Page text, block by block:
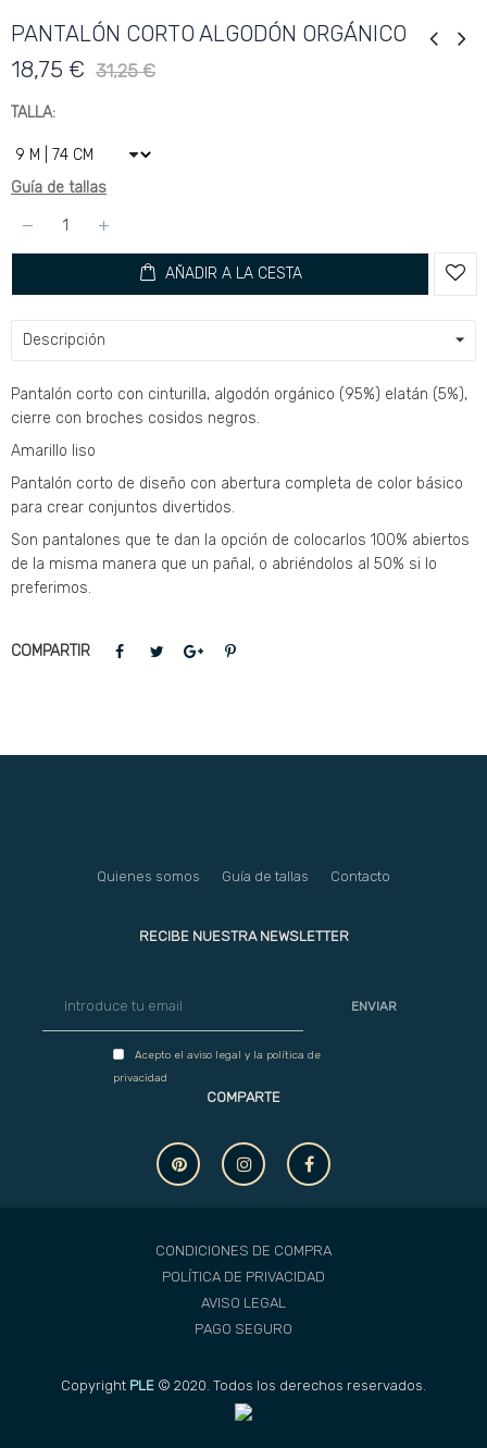
PANTALÓN CORTO ALGODÓN ORGÁNICO
18,75 € 31,25 €
TALLA
Guía de tallas
AÑADIR A LA CESTA
Descripción
Pantalón corto con cinturilla, algodón orgánico (95%) elatán (5%),
cierre con broches cosidos negros.
Amarillo liso
Pantalón corto de diseño con abertura completa de color básico
para crear conjuntos divertidos.
Son pantalones que te dan la opción de colocarlos 100% abiertos
de la misma manera que un pañal, o abriéndolos al 50% si lo
preferimos.
COMPARTIR
Quienes somos Guía de tallas Contacto
RECIBE NUESTRA NEWSLETTER
ENVIAR
Acepto el aviso legal y la política de
privacidad
COMPARTE
CONDICIONES DE COMPRA
POLÍTICA DE PRIVACIDAD
AVISO LEGAL
PAGO SEGURO
Copyright PLE © 2020. Todos los derechos reservados.